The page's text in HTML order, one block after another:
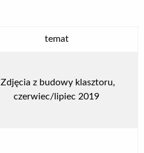
temat
Zdjęcia z budowy klasztoru,
czerwiec/lipiec 2019